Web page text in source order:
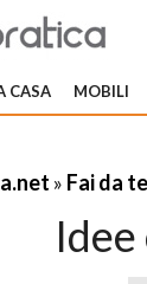
CASA MOBILI
» Fai da te